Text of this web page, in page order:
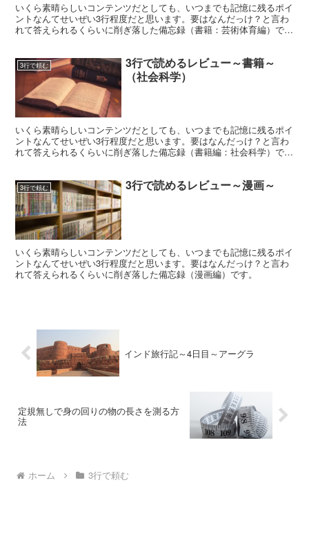
いくら素晴らしいコンテンツだとしても、いつまでも記憶に残るポイ
ントなんてせいぜい3行程度だと思います。要はなんだっけ？と言わ
れて答えられるくらいに削ぎ落した備忘録（書籍：芸術体育編）で
3行で頼む
3行で読めるレビュー～書籍～
（社会科学）
いくら素晴らしいコンテンツだとしても、いつまでも記憶に残るポイ
ントなんてせいぜい3行程度だと思います。要はなんだっけ？と言わ
れて答えられるくらいに削ぎ落した備忘録（書籍編：社会科学）で
3行で頼む 3行で読めるレビュー～漫画～
いくら素晴らしいコンテンツだとしても、いつまでも記憶に残るポイ
ントなんてせいぜい3行程度だと思います。要はなんだっけ？と言わ
れて答えられるくらいに削ぎ落した備忘録（漫画編）です。
インド旅行記～4日目～アーグラ
定規無しで身の回りの物の長さを測る方
法
ホーム 3行で頼む